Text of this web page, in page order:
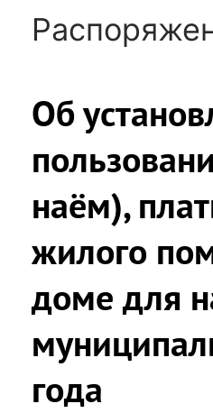
Об
наём),
жилого
доме для
года